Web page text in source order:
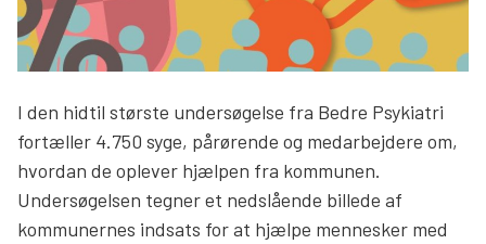
I den hidtil største undersøgelse fra Bedre Psykiatri
fortæller 4.750 syge, pårørende og medarbejdere om,
hvordan de oplever hjælpen fra kommunen.
Undersøgelsen tegner et nedslående billede af
kommunernes indsats for at hjælpe mennesker med